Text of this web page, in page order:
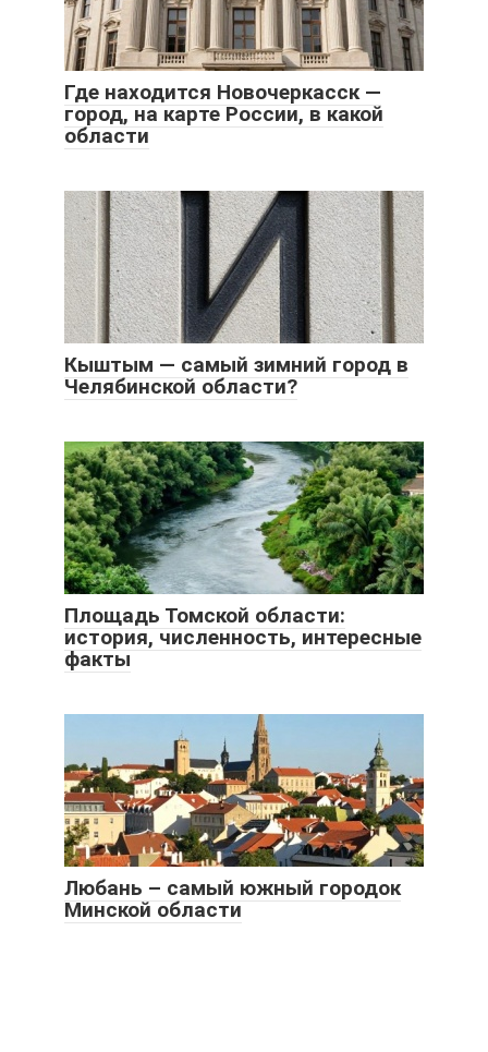
Где находится Новочеркасск —
город, на карте России, в какой
области
Кыштым — самый зимний город в
Челябинской области?
Площадь Томской области:
история, численность, интересные
факты
Любань – самый южный городок
Минской области